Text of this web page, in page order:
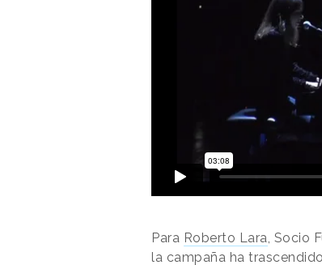
Para Roberto Lara, Socio
la campaña ha